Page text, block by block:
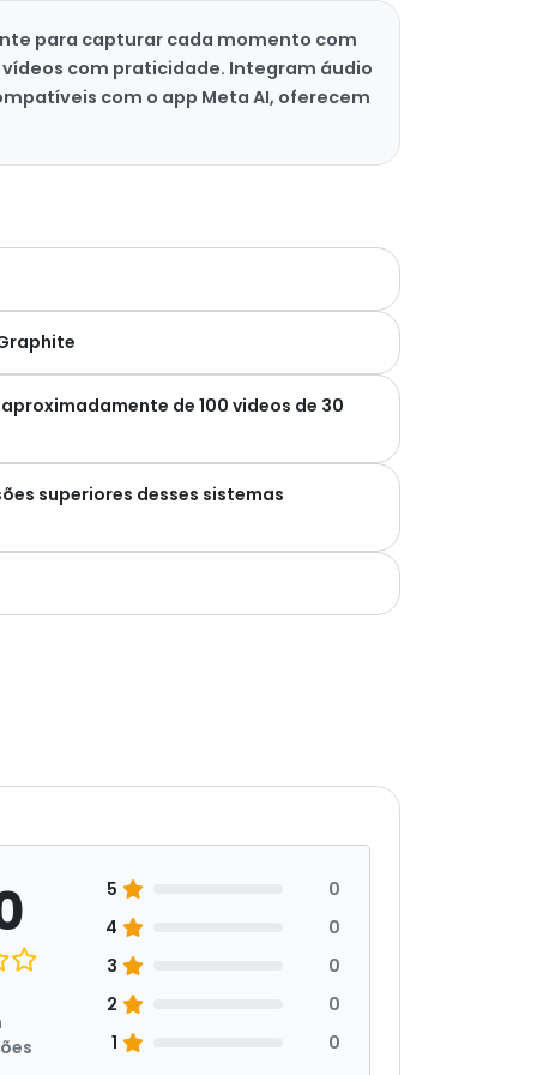
para capturar cada momento com
com praticidade. Integram áudio
com o app Meta AI, oferecem
de 100 videos de 30
superiores desses sistemas
5
0
4
0
3
0
2
0
1
0